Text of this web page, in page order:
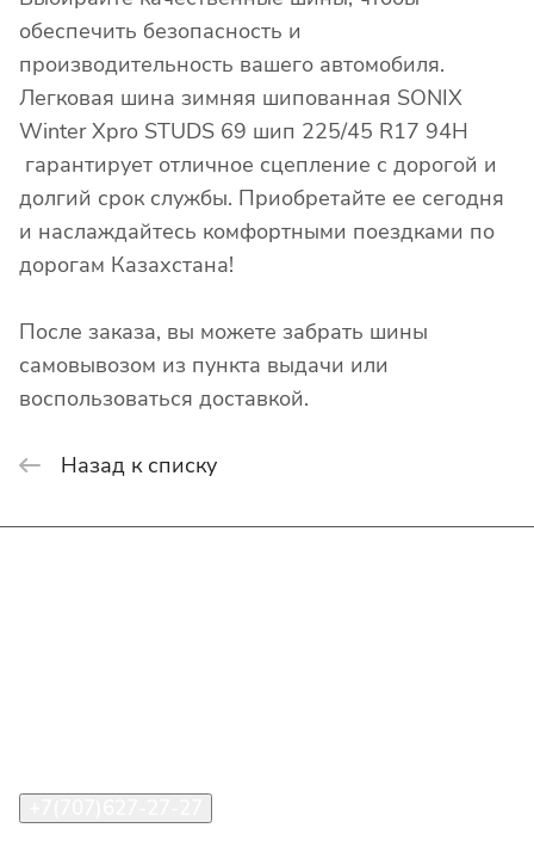
обеспечить безопасность и
производительность вашего автомобиля.
Легковая шина зимняя шипованная SONIX
Winter Xpro STUDS 69 шип 225/45 R17 94H
гарантирует отличное сцепление с дорогой и
долгий срок службы. Приобретайте ее сегодня
и наслаждайтесь комфортными поездками по
дорогам Казахстана!
После заказа, вы можете забрать шины
самовывозом из пункта выдачи или
воспользоваться доставкой.
Назад к списку